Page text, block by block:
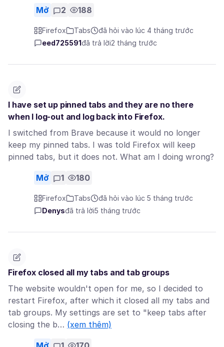
Mở 2 188
Firefox Tabs
đã hỏi vào lúc 4 tháng trước
eed725591đã trả lời2 tháng trước
I have set up pinned tabs and they are no there
when I log-out and log back into Firefox.
I switched from Brave because it would no longer
keep my pinned tabs. I was told Firefox will keep
pinned tabs, but it does not. What am I doing wrong?
Mở 1 180
Firefox Tabs
đã hỏi vào lúc 5 tháng trước
Denysđã trả lời5 tháng trước
Firefox closed all my tabs and tab groups
The website wouldn't open for me, so I decided to
restart Firefox, after which it closed all my tabs and
tab groups. My settings are set to "keep tabs after
closing the b… (xem thêm)